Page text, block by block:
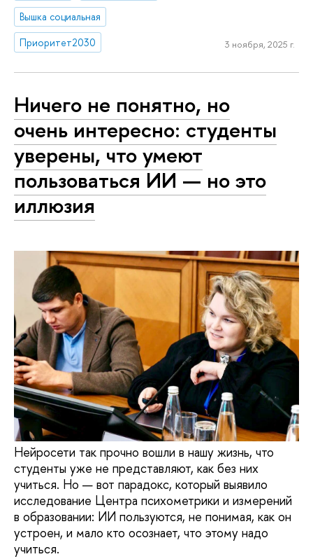
Вышка социальная
Приоритет2030
3 ноября, 2025 г.
Ничего не понятно, но
очень интересно: студенты
уверены, что умеют
пользоваться ИИ — но это
иллюзия
Нейросети так прочно вошли в нашу жизнь, что
студенты уже не представляют, как без них
учиться. Но — вот парадокс, который выявило
исследование Центра психометрики и измерений
в образовании: ИИ пользуются, не понимая, как он
устроен, и мало кто осознает, что этому надо
учиться.